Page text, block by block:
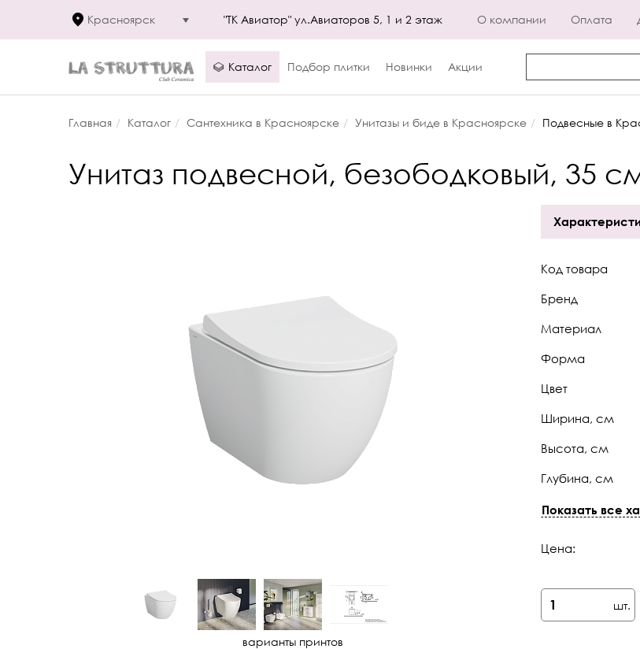
Красноярск "ТК Авиатор" ул.Авиаторов 5, 1 и 2 этаж О компании Оплата
Каталог Подбор плитки Новинки Акции
Главная Каталог Сантехника в Красноярске Унитазы и биде в Красноярске Подвесные в
Унитаз подвесной, безободковый, 35
варианты принтов
Код товара
Бренд
Материал
Форма
Цвет
Ширина, см
Высота, см
Глубина, см
Страна
Безободковый
Показать все
Цена:
шт.